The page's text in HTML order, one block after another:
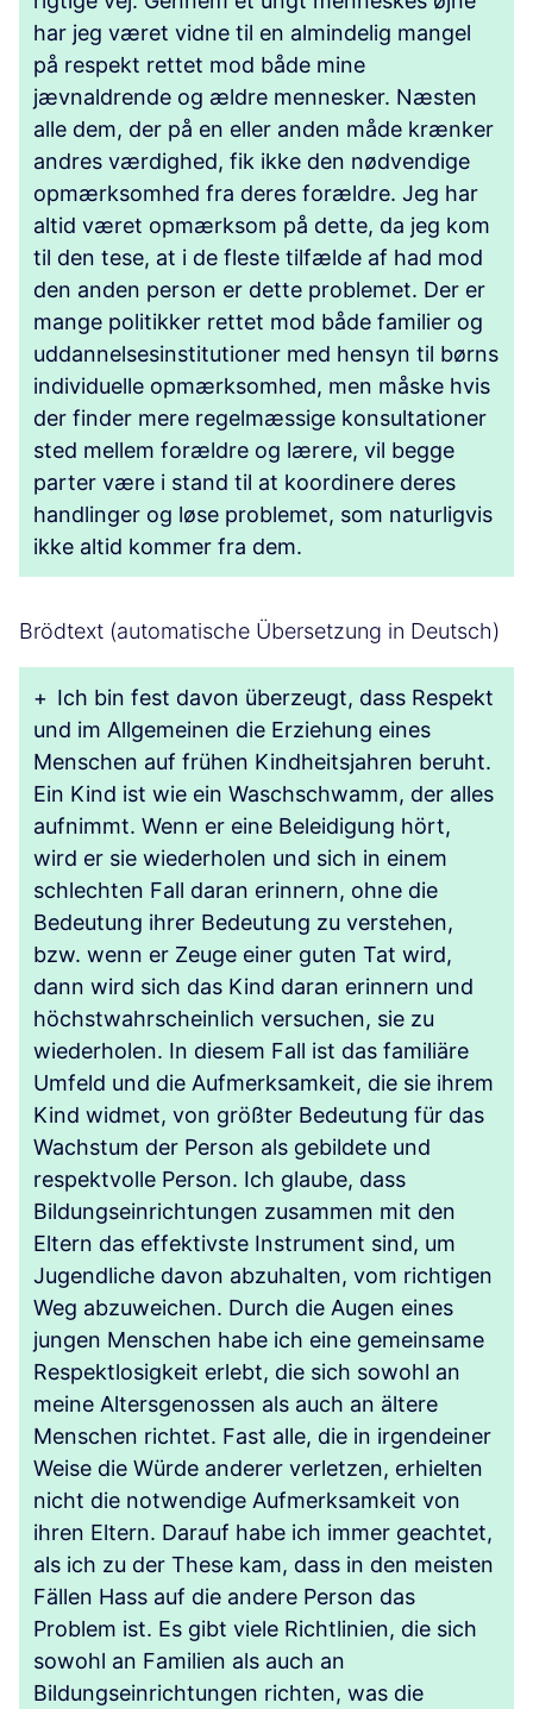
har jeg været vidne til en almindelig mangel
på respekt rettet mod både mine
jævnaldrende og ældre mennesker. Næsten
alle dem, der på en eller anden måde krænker
andres værdighed, fik ikke den nødvendige
opmærksomhed fra deres forældre. Jeg har
altid været opmærksom på dette, da jeg kom
til den tese, at i de fleste tilfælde af had mod
den anden person er dette problemet. Der er
mange politikker rettet mod både familier og
uddannelsesinstitutioner med hensyn til børns
individuelle opmærksomhed, men måske hvis
der finder mere regelmæssige konsultationer
sted mellem forældre og lærere, vil begge
parter være i stand til at koordinere deres
handlinger og løse problemet, som naturligvis
ikke altid kommer fra dem.
Brödtext (automatische Übersetzung in Deutsch)
+ Ich bin fest davon überzeugt, dass Respekt
und im Allgemeinen die Erziehung eines
Menschen auf frühen Kindheitsjahren beruht.
Ein Kind ist wie ein Waschschwamm, der alles
aufnimmt. Wenn er eine Beleidigung hört,
wird er sie wiederholen und sich in einem
schlechten Fall daran erinnern, ohne die
Bedeutung ihrer Bedeutung zu verstehen,
bzw. wenn er Zeuge einer guten Tat wird,
dann wird sich das Kind daran erinnern und
höchstwahrscheinlich versuchen, sie zu
wiederholen. In diesem Fall ist das familiäre
Umfeld und die Aufmerksamkeit, die sie ihrem
Kind widmet, von größter Bedeutung für das
Wachstum der Person als gebildete und
respektvolle Person. Ich glaube, dass
Bildungseinrichtungen zusammen mit den
Eltern das effektivste Instrument sind, um
Jugendliche davon abzuhalten, vom richtigen
Weg abzuweichen. Durch die Augen eines
jungen Menschen habe ich eine gemeinsame
Respektlosigkeit erlebt, die sich sowohl an
meine Altersgenossen als auch an ältere
Menschen richtet. Fast alle, die in irgendeiner
Weise die Würde anderer verletzen, erhielten
nicht die notwendige Aufmerksamkeit von
ihren Eltern. Darauf habe ich immer geachtet,
als ich zu der These kam, dass in den meisten
Fällen Hass auf die andere Person das
Problem ist. Es gibt viele Richtlinien, die sich
sowohl an Familien als auch an
Bildungseinrichtungen richten, was die